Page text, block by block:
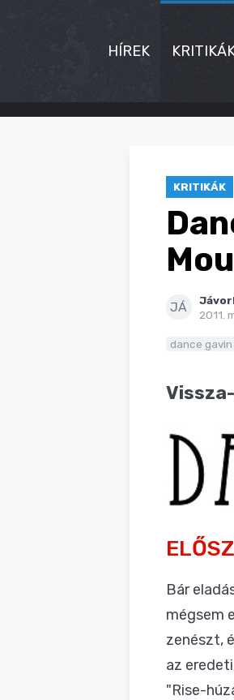
HÍREK
HÍREK
KRITIKÁK
JÁ
2011.
dance
Bár
mégsem
zenészt,
az
"Rise-